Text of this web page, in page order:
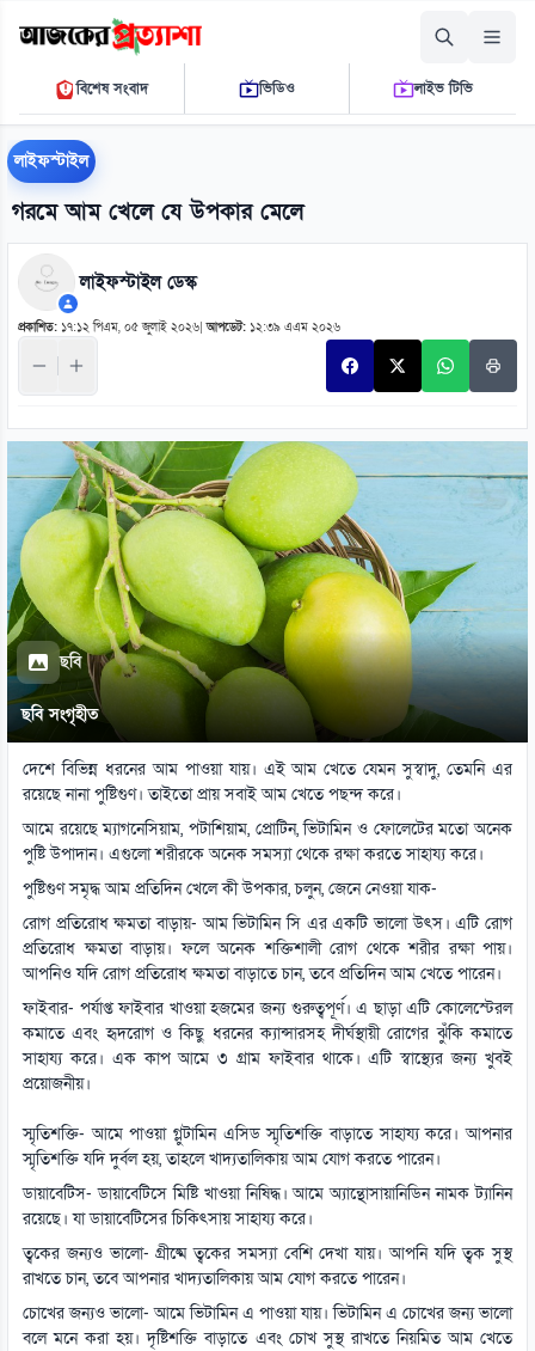
রোববার, ০৯ আগস্ট ২০২৬
০৮ ১৫ ৪৫ এ.এম.THE DAILY AJKER PROTTASHA
বিশেষ সংবাদ ভিডিও লাইভ টিভি
লাইফস্টাইল
গরমে আম খেলে যে উপকার মেলে
লাইফস্টাইল ডেস্ক
প্রকাশিত: ১৭:১২ পিএম, ০৫ জুলাই ২০২৬ |আপডেট: ১২:৩৯ এএম ২০২৬
ছবি
ছবি সংগৃহীত
দেশে বিভিন্ন ধরনের আম পাওয়া যায়। এই আম খেতে যেমন সুস্বাদু, তেমনি এর
রয়েছে নানা পুষ্টিগুণ। তাইতো প্রায় সবাই আম খেতে পছন্দ করে।
আমে রয়েছে ম্যাগনেসিয়াম, পটাশিয়াম, প্রোটিন, ভিটামিন ও ফোলেটের মতো অনেক
পুষ্টি উপাদান। এগুলো শরীরকে অনেক সমস্যা থেকে রক্ষা করতে সাহায্য করে।
পুষ্টিগুণ সমৃদ্ধ আম প্রতিদিন খেলে কী উপকার, চলুন, জেনে নেওয়া যাক-
রোগ প্রতিরোধ ক্ষমতা বাড়ায়- আম ভিটামিন সি এর একটি ভালো উৎস। এটি রোগ
প্রতিরোধ ক্ষমতা বাড়ায়। ফলে অনেক শক্তিশালী রোগ থেকে শরীর রক্ষা পায়।
আপনিও যদি রোগ প্রতিরোধ ক্ষমতা বাড়াতে চান, তবে প্রতিদিন আম খেতে পারেন।
ফাইবার- পর্যাপ্ত ফাইবার খাওয়া হজমের জন্য গুরুত্বপূর্ণ। এ ছাড়া এটি কোলেস্টেরল
কমাতে এবং হৃদরোগ ও কিছু ধরনের ক্যান্সারসহ দীর্ঘস্থায়ী রোগের ঝুঁকি কমাতে
সাহায্য করে। এক কাপ আমে ৩ গ্রাম ফাইবার থাকে। এটি স্বাস্থ্যের জন্য খুবই
প্রয়োজনীয়।
স্মৃতিশক্তি- আমে পাওয়া গ্লুটামিন এসিড স্মৃতিশক্তি বাড়াতে সাহায্য করে। আপনার
স্মৃতিশক্তি যদি দুর্বল হয়, তাহলে খাদ্যতালিকায় আম যোগ করতে পারেন।
ডায়াবেটিস- ডায়াবেটিসে মিষ্টি খাওয়া নিষিদ্ধ। আমে অ্যান্থোসায়ানিডিন নামক ট্যানিন
রয়েছে। যা ডায়াবেটিসের চিকিৎসায় সাহায্য করে।
ত্বকের জন্যও ভালো- গ্রীষ্মে ত্বকের সমস্যা বেশি দেখা যায়। আপনি যদি ত্বক সুস্থ
রাখতে চান, তবে আপনার খাদ্যতালিকায় আম যোগ করতে পারেন।
চোখের জন্যও ভালো- আমে ভিটামিন এ পাওয়া যায়। ভিটামিন এ চোখের জন্য ভালো
বলে মনে করা হয়। দৃষ্টিশক্তি বাড়াতে এবং চোখ সুস্থ রাখতে নিয়মিত আম খেতে